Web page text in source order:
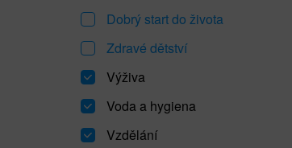
Dobrý start do života
Zdravé dětství
Výživa
Voda a hygiena
Vzdělání